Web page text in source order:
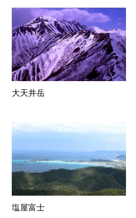
大天井岳
塩屋富士